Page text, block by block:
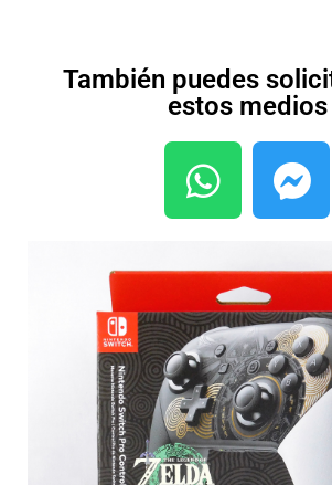
También puedes
estos medios